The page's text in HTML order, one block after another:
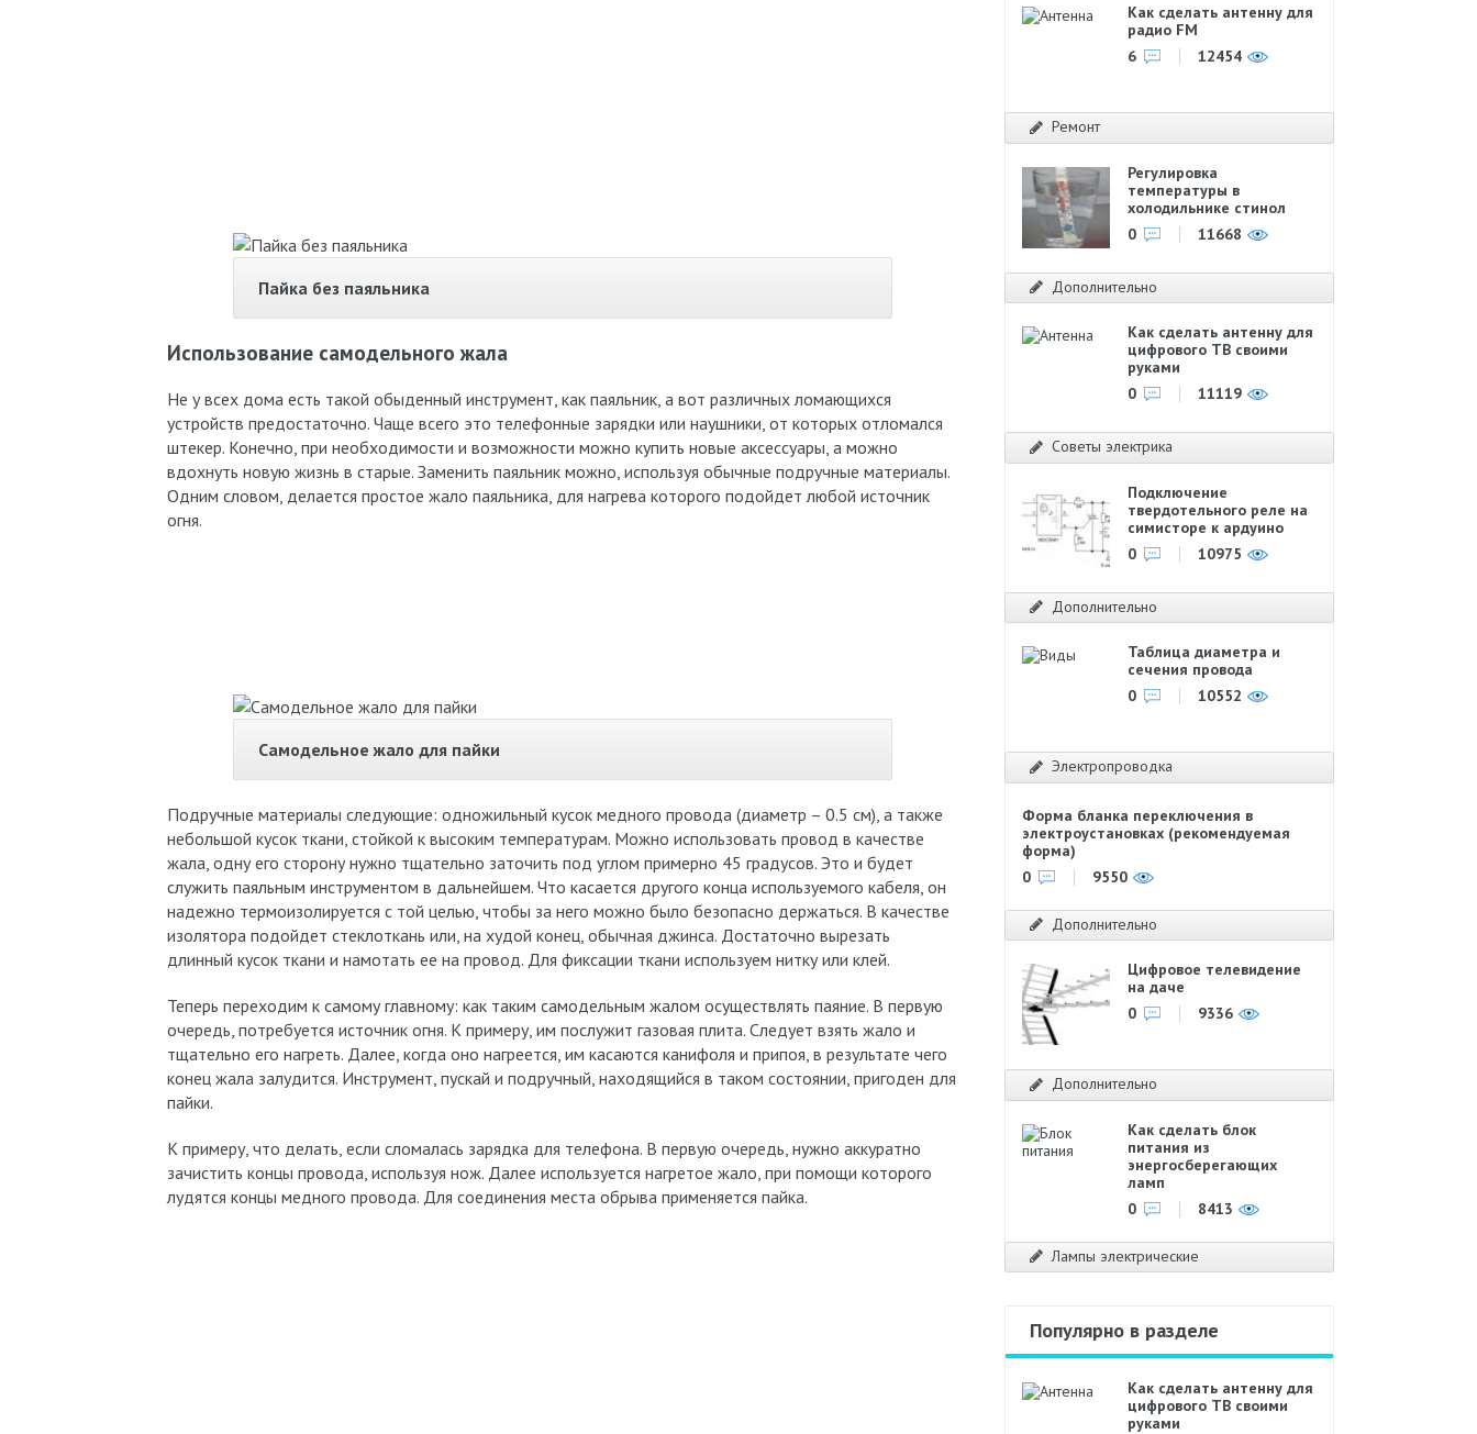
Пайка без паяльника
Использование самодельного жала
Не у всех дома есть такой обыденный инструмент, как паяльник, а вот различных ломающихся
устройств предостаточно. Чаще всего это телефонные зарядки или наушники, от которых отломался
штекер. Конечно, при необходимости и возможности можно купить новые аксессуары, а можно
вдохнуть новую жизнь в старые. Заменить паяльник можно, используя обычные подручные материалы.
Одним словом, делается простое жало паяльника, для нагрева которого подойдет любой источник
огня.
Самодельное жало для пайки
Подручные материалы следующие: одножильный кусок медного провода (диаметр – 0.5 см), а также
небольшой кусок ткани, стойкой к высоким температурам. Можно использовать провод в качестве
жала, одну его сторону нужно тщательно заточить под углом примерно 45 градусов. Это и будет
служить паяльным инструментом в дальнейшем. Что касается другого конца используемого кабеля, он
надежно термоизолируется с той целью, чтобы за него можно было безопасно держаться. В качестве
изолятора подойдет стеклоткань или, на худой конец, обычная джинса. Достаточно вырезать
длинный кусок ткани и намотать ее на провод. Для фиксации ткани используем нитку или клей.
Теперь переходим к самому главному: как таким самодельным жалом осуществлять паяние. В первую
очередь, потребуется источник огня. К примеру, им послужит газовая плита. Следует взять жало и
тщательно его нагреть. Далее, когда оно нагреется, им касаются канифоля и припоя, в результате чего
конец жала залудится. Инструмент, пускай и подручный, находящийся в таком состоянии, пригоден для
пайки.
К примеру, что делать, если сломалась зарядка для телефона. В первую очередь, нужно аккуратно
зачистить концы провода, используя нож. Далее используется нагретое жало, при помощи которого
лудятся концы медного провода. Для соединения места обрыва применяется пайка.
Как сделать антенну для
радио FM
6
12454
Ремонт
Регулировка
температуры в
холодильнике стинол
0
11668
Дополнительно
Как сделать антенну для
цифрового ТВ своими
руками
0
11119
Советы электрика
Подключение
твердотельного реле на
симисторе к ардуино
0
10975
Дополнительно
Таблица диаметра и
сечения провода
0
10552
Электропроводка
Форма бланка переключения в
электроустановках (рекомендуемая
форма)
0
9550
Дополнительно
Цифровое телевидение
на даче
0
9336
Дополнительно
Как сделать блок
питания из
энергосберегающих
ламп
0
8413
Лампы электрические
Популярно в разделе
Как сделать антенну для
цифрового ТВ своими
руками